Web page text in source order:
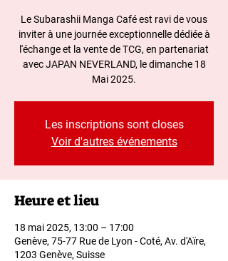
Le Subarashii Manga Café est ravi de vous
inviter à une journée exceptionnelle dédiée à
l'échange et la vente de TCG, en partenariat
avec JAPAN NEVERLAND, le dimanche 18
Mai 2025.
Les inscriptions sont closes
Voir d'autres événements
Heure et lieu
18 mai 2025, 13:00 – 17:00
Genève, 75-77 Rue de Lyon - Coté, Av. d'Aïre,
1203 Genève, Suisse